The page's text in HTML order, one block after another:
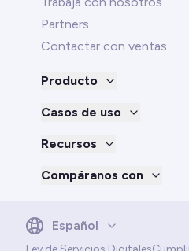
Partners
Contactar con ventas
Producto
Casos de uso
Recursos
Compáranos con
Español
English
Deutsch